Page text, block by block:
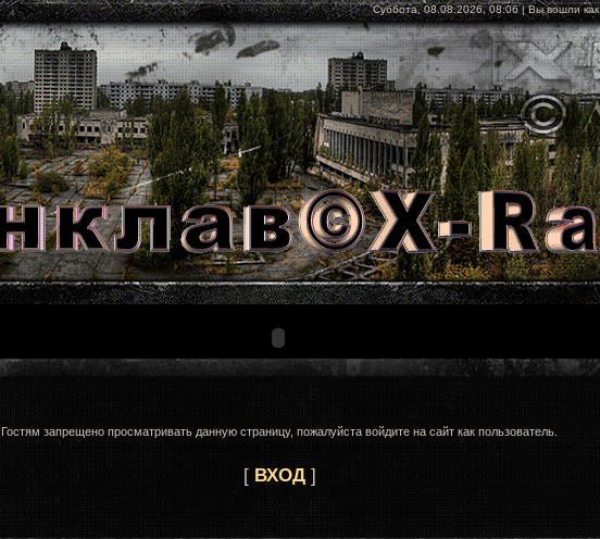
Суббота, 08.08.2026, 08:06 |Вы вошли как
Гостям запрещено просматривать данную страницу, пожалуйста войдите на сайт как пользователь.
[ ВХОД]